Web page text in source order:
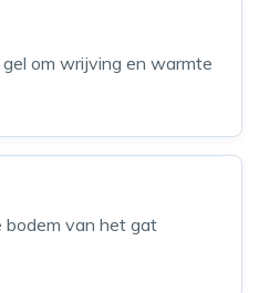
om wrijving en warmte
bodem van het gat